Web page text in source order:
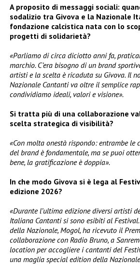
A proposito di messaggi sociali:
sodalizio tra Givova e la Nazionale
fondazione calcistica nata con lo
progetti di solidarietà?
«Parliamo di circa diciotto anni fa,
marchio. C’era bisogno di un brand
artisti e la scelta è ricaduta su Givova. Il
Nazionale Cantanti va oltre il semplice
condividiamo ideali, valori e visione».
Si tratta più di una collaborazione
scelta strategica di visibilità?
«Con molta onestà rispondo: entrambe le
del brand è fondamentale, ma se puoi
bene, la gratificazione è doppia».
In che modo Givova si è lega al
edizione 2026?
«Durante l’ultima edizione diversi artisti
Italiana Cantanti si sono esibiti al
della Nazionale, Mogol, ha ricevuto il
collaborazione con Radio Bruno, a
location per accogliere i cantanti del
una maglia special edition della